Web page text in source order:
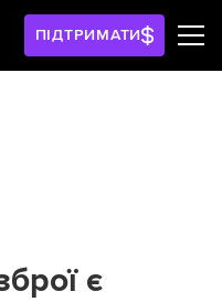
ПІДТРИМАТИ
є